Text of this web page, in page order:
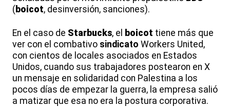
( boicot, desinversión, sanciones).
En el caso de Starbucks, el boicot tiene más que
ver con el combativo sindicato Workers United,
con cientos de locales asociados en Estados
Unidos, cuando sus trabajadores postearon en X
un mensaje en solidaridad con Palestina a los
pocos días de empezar la guerra, la empresa salió
a matizar que esa no era la postura corporativa.